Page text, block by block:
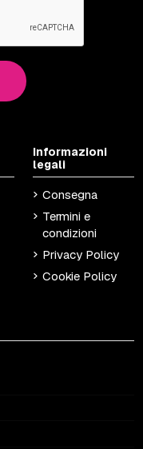
Informazioni
legali
Consegna
Termini e
condizioni
Privacy Policy
Cookie Policy